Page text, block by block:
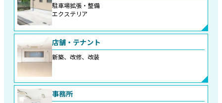
駐車場拡張・整備
エクステリア
店舗・テナント
新築、改修、改装
事務所